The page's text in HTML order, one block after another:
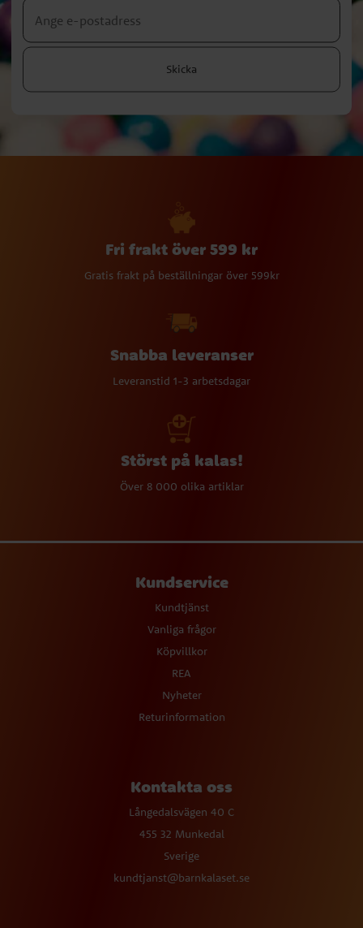
Skicka
Fri frakt över 599 kr
Gratis frakt på beställningar över 599kr
Snabba leveranser
Leveranstid 1-3 arbetsdagar
Störst på kalas!
Över 8 000 olika artiklar
Kundservice
Kundtjänst
Vanliga frågor
Köpvillkor
REA
Nyheter
Returinformation
Kontakta oss
Långedalsvägen 40 C
455 32 Munkedal
Sverige
kundtjanst@barnkalaset.se